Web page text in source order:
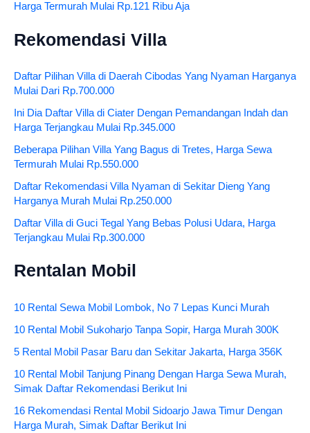
Harga Termurah Mulai Rp.121 Ribu Aja
Rekomendasi Villa
Daftar Pilihan Villa di Daerah Cibodas Yang Nyaman Harganya
Mulai Dari Rp.700.000
Ini Dia Daftar Villa di Ciater Dengan Pemandangan Indah dan
Harga Terjangkau Mulai Rp.345.000
Beberapa Pilihan Villa Yang Bagus di Tretes, Harga Sewa
Termurah Mulai Rp.550.000
Daftar Rekomendasi Villa Nyaman di Sekitar Dieng Yang
Harganya Murah Mulai Rp.250.000
Daftar Villa di Guci Tegal Yang Bebas Polusi Udara, Harga
Terjangkau Mulai Rp.300.000
Rentalan Mobil
10 Rental Sewa Mobil Lombok, No 7 Lepas Kunci Murah
10 Rental Mobil Sukoharjo Tanpa Sopir, Harga Murah 300K
5 Rental Mobil Pasar Baru dan Sekitar Jakarta, Harga 356K
10 Rental Mobil Tanjung Pinang Dengan Harga Sewa Murah,
Simak Daftar Rekomendasi Berikut Ini
16 Rekomendasi Rental Mobil Sidoarjo Jawa Timur Dengan
Harga Murah, Simak Daftar Berikut Ini